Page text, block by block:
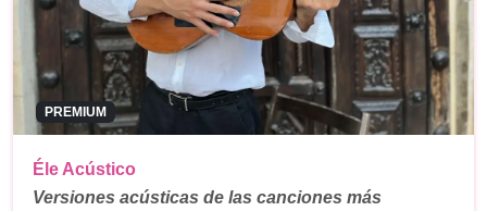
PREMIUM
Éle Acústico
Versiones acústicas de las canciones más